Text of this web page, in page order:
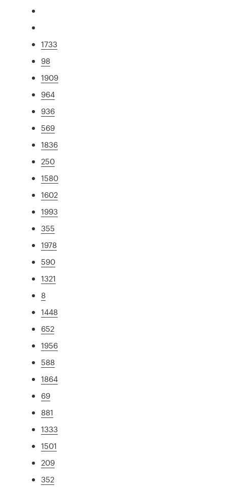
1733
98
1909
964
936
569
1836
250
1580
1602
1993
355
1978
590
1321
8
1448
652
1956
588
1864
69
881
1333
1501
209
352